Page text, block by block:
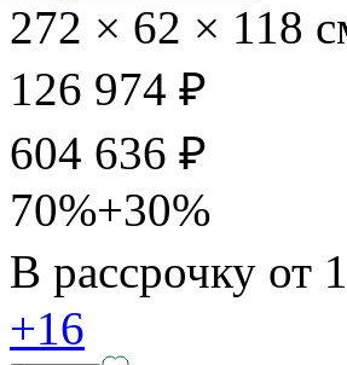
272 × 62 × 118
126 974 ₽
604 636 ₽
70%+30%
В рассрочку от
+16